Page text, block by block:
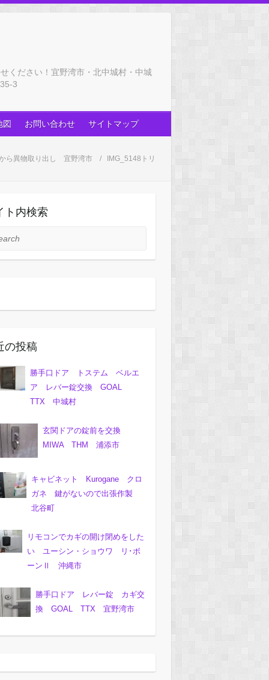
ください！宜野湾市・北中城村・中城
3
図 お問い合わせ サイトマップ
ら異物取り出し 宜野湾市 IMG_5148トリ
ト内検索
の投稿
勝手口ドア トステム ベルエ
ア レバー錠交換 GOAL
TTX 中城村
玄関ドアの錠前を交換
MIWA THM 浦添市
キャビネット Kurogane クロ
ガネ 鍵がないので出張作製
北谷町
リモコンでカギの開け閉めをした
い ユーシン・ショウワ リ･ボ
ーンⅡ 沖縄市
勝手口ドア レバー錠 カギ交
換 GOAL TTX 宜野湾市